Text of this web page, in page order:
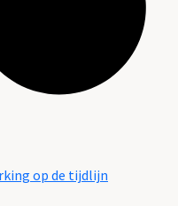
op de tijdlijn